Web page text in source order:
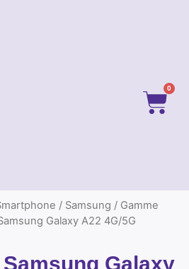
0
/ Samsung / Gamme
Galaxy A22 4G/5G
Galaxy